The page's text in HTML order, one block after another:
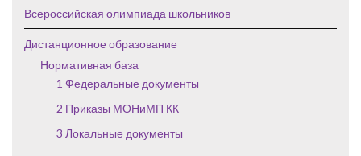
Всероссийская олимпиада школьников
Дистанционное образование
Нормативная база
1 Федеральные документы
2 Приказы МОНиМП КК
3 Локальные документы